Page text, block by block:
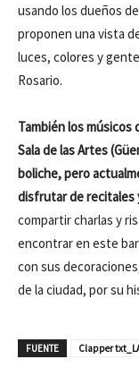
usando los dueños
proponen una vista
luces, colores y
Rosario.
También los músicos
Sala de las Artes
boliche, pero
disfrutar de recitales
compartir charlas y
encontrar en este
con sus
de la ciudad, por su
FUENTE Clapper